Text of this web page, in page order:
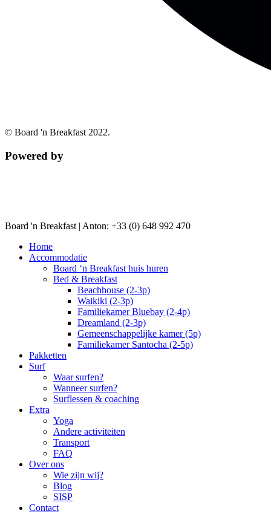
© Board 'n Breakfast 2022.
Powered by
Board 'n Breakfast | Anton: +33 (0) 648 992 470
Home
Accommodatie
Board ‘n Breakfast huis huren
Bed & Breakfast
Beachhouse (2-3p)
Waikiki (2-3p)
Familiekamer Bluebay (2-4p)
Dreamland (2-3p)
Gemeenschappelijke kamer (5p)
Familiekamer Santocha (2-5p)
Pakketten
Surf
Waar surfen?
Wanneer surfen?
Surflessen & coaching
Extra
Yoga
Andere activiteiten
Transport
FAQ
Over ons
Wie zijn wij?
Blog
SISP
Contact